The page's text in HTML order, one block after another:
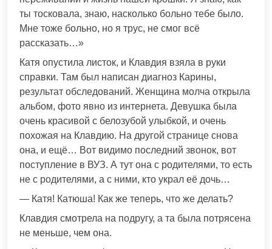
ты тосковала, знаю, насколько больно тебе было.
Мне тоже больно, но я трус, не смог всё
рассказать…»
Катя опустила листок, и Клавдия взяла в руки
справки. Там был написан диагноз Карины,
результат обследований. Женщина молча открыла
альбом, фото явно из интернета. Девушка была
очень красивой с белозубой улыбкой, и очень
похожая на Клавдию. На другой странице снова
она, и ещё… Вот видимо последний звонок, вот
поступление в ВУЗ. А тут она с родителями, то есть
не с родителями, а с ними, кто украл её дочь…
— Катя! Катюша! Как же теперь, что же делать?
Клавдия смотрела на подругу, а та была потрясена
не меньше, чем она.